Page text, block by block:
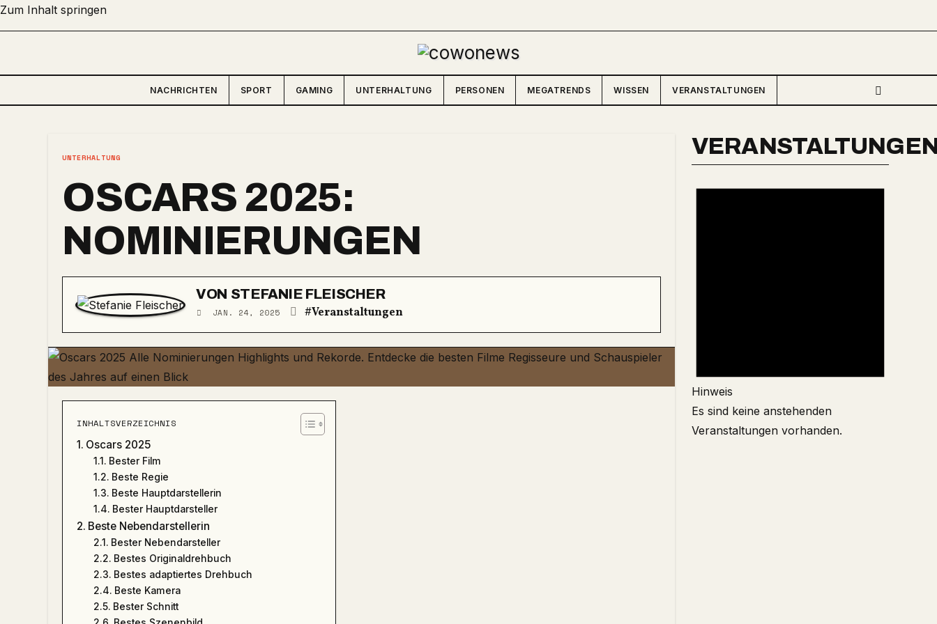
Zum Inhalt springen
NACHRICHTEN SPORT GAMING UNTERHALTUNG PERSONEN MEGATRENDS WISSEN VERANSTALTUNGEN
UNTERHALTUNG
OSCARS 2025:
NOMINIERUNGEN
VON STEFANIE FLEISCHER
JAN. 24, 2025 #Veranstaltungen
INHALTSVERZEICHNIS
Oscars 2025
Bester Film
Beste Regie
Beste Hauptdarstellerin
Bester Hauptdarsteller
Beste Nebendarstellerin
Bester Nebendarsteller
Bestes Originaldrehbuch
Bestes adaptiertes Drehbuch
Beste Kamera
Bester Schnitt
Hinweis
Es sind keine anstehenden
Veranstaltungen vorhanden.